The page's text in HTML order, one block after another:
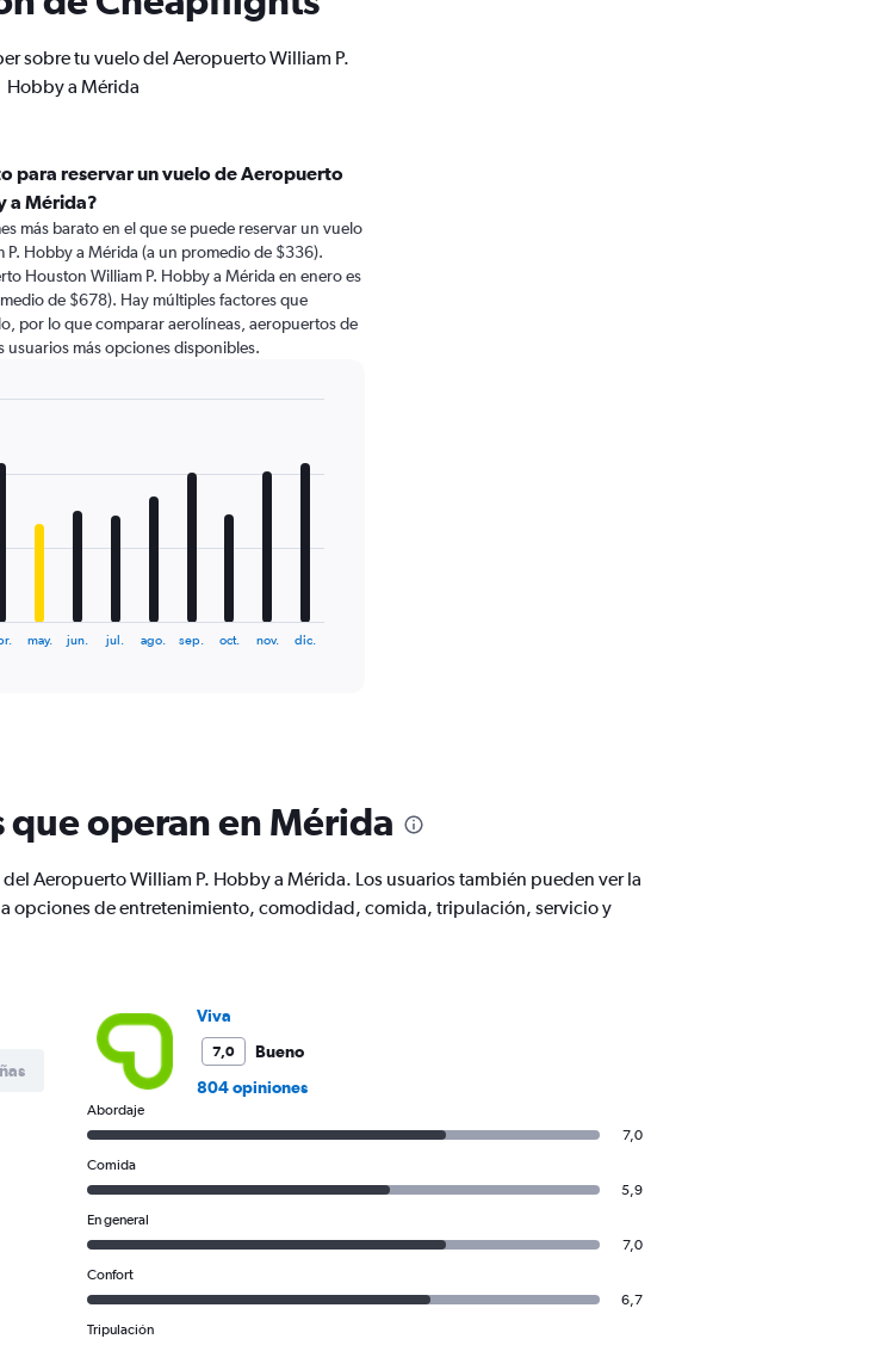
sobre tu vuelo del Aeropuerto William P.
Hobby a Mérida
para reservar un vuelo de Aeropuerto
a Mérida?
más barato en el que se puede reservar un vuelo
Hobby a Mérida (a un promedio de $336).
Houston William P. Hobby a Mérida en enero es
de $678). Hay múltiples factores que
por lo que comparar aerolíneas, aeropuertos de
usuarios más opciones disponibles.
may. jun. jul. ago. sep. oct. nov. dic.
operan en Mérida
Aeropuerto William P. Hobby a Mérida. Los usuarios también pueden ver la
opciones de entretenimiento, comodidad, comida, tripulación, servicio y
Viva
7,0
Bueno
804 opiniones
Abordaje
7,0
Comida
5,9
En general
7,0
Confort
6,7
Tripulación